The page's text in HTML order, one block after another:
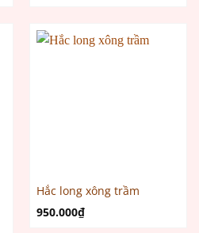
Hắc long xông trầm
950.000₫